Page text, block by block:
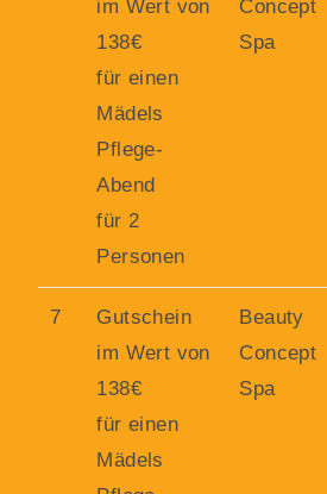
im Wert von
138€
für einen
Mädels
Pflege-
Abend
für 2
Personen
Concept
Spa
7
Gutschein
im Wert von
138€
für einen
Mädels
Beauty
Concept
Spa